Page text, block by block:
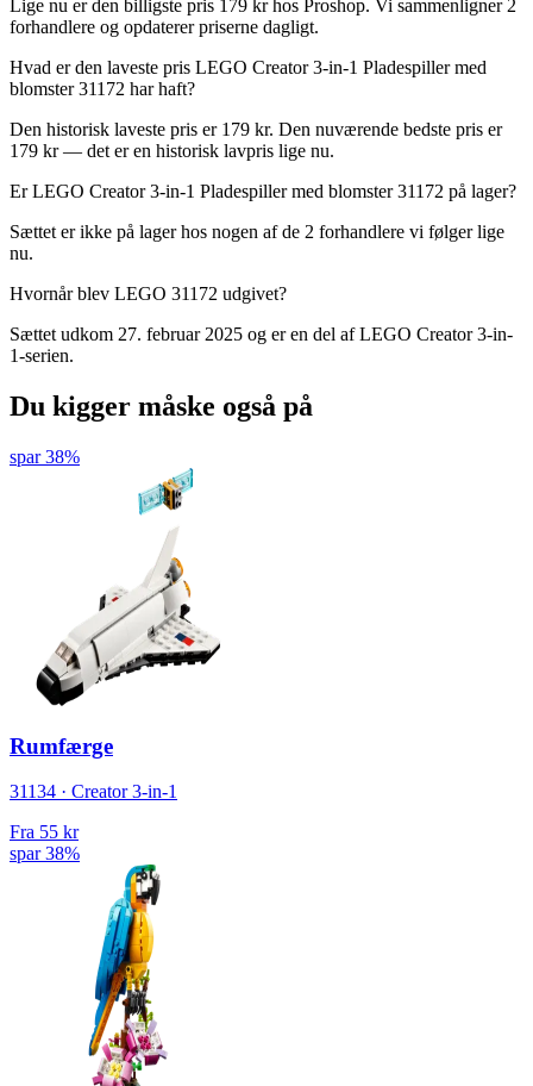
Lige nu er den billigste pris 179 kr hos Proshop. Vi sammenligner 2
forhandlere og opdaterer priserne dagligt.
Hvad er den laveste pris LEGO Creator 3-in-1 Pladespiller med
blomster 31172 har haft?
Den historisk laveste pris er 179 kr. Den nuværende bedste pris er
179 kr — det er en historisk lavpris lige nu.
Er LEGO Creator 3-in-1 Pladespiller med blomster 31172 på lager?
Sættet er ikke på lager hos nogen af de 2 forhandlere vi følger lige
nu.
Hvornår blev LEGO 31172 udgivet?
Sættet udkom 27. februar 2025 og er en del af LEGO Creator 3-in-
1-serien.
Du kigger måske også på
spar 38%
Rumfærge
31134 · Creator 3-in-1
Fra 55 kr
spar 38%